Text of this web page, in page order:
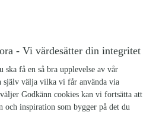
en engagerad florist,
om varje detalj.
vilket ger fräschare
service.
leverans – våra